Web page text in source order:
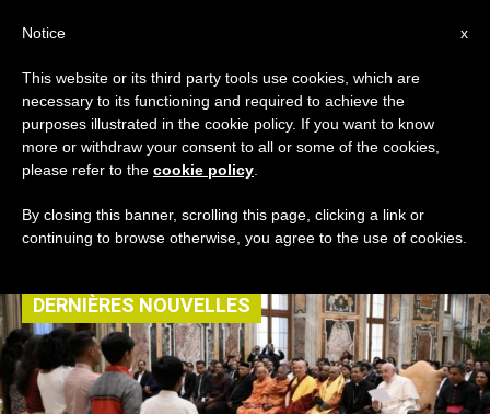
TAG
Posts Tagged
‘هندوسية’
DERNIÈRES NOUVELLES
x
Notice
This website or its third party tools use cookies, which are
necessary to its functioning and required to achieve the
purposes illustrated in the cookie policy. If you want to know
more or withdraw your consent to all or some of the cookies,
please refer to the cookie policy
By closing this banner, scrolling this page, clicking a link or
continuing to browse otherwise, you agree to the use of cookies.